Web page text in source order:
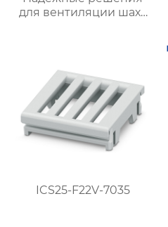
для вентиляции шахт
ICS25-F22V-7035